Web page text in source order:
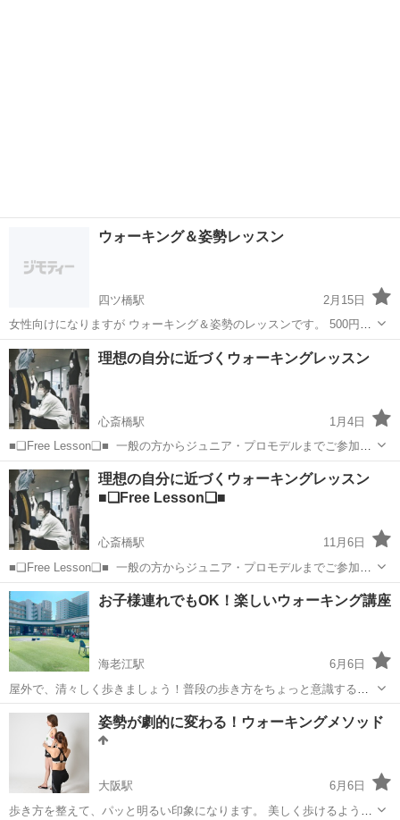
ウォーキング＆姿勢レッスン
四ツ橋駅
2月15日
女性向けになりますが ウォーキング＆姿勢のレッスンです。 500円程
度で初心者でも可能です。 20代中心で行っています。 メッセージいた
だければ場所お伝えします。
大阪 大阪市 四ツ橋駅 ウォーキング
理想の自分に近づくウォーキングレッスン
心斎橋駅
1月4日
■❑Free Lesson❑■ 一般の方からジュニア・プロモデルまでご参加い
ただけるレッスンです！ご要望に沿った内容で分かりやすく進めま
す。 ★技術向上は元より心からお一人おひとりの「気持ちに真剣に耳
を傾けた」レッスン...
大阪 大阪市 心斎橋駅 ウォーキング レッスン
理想の自分に近づくウォーキングレッスン
■❑Free Lesson❑■
心斎橋駅
11月6日
■❑Free Lesson❑■ 一般の方からジュニア・プロモデルまでご参加い
ただけるレッスンです！ご要望に沿った内容で分かりやすく進めま
す。 ★技術向上は元より心からお一人おひとりの「気持ちに真剣に耳
を傾けた」レッスン...
大阪 大阪市 心斎橋駅 ウォーキング レッスン
お子様連れでもOK！楽しいウォーキング講座
海老江駅
6月6日
屋外で、清々しく歩きましょう！普段の歩き方をちょっと意識するだ
けで、姿勢が良くなって、楽に歩けるようになる。基本の歩き方を楽
しく学べます。 お子様と一緒に参加も出来るので、お買い物ついでに
参加してみてください！ 気持ちの...
大阪 大阪市 海老江駅 ウォーキング 講座
姿勢が劇的に変わる！ウォーキングメソッド
大阪駅
6月6日
歩き方を整えて、パッと明るい印象になります。 美しく歩けるよう